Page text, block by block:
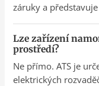
záruky a
Lze zařízení
prostředí?
Ne přímo. ATS je
elektrických